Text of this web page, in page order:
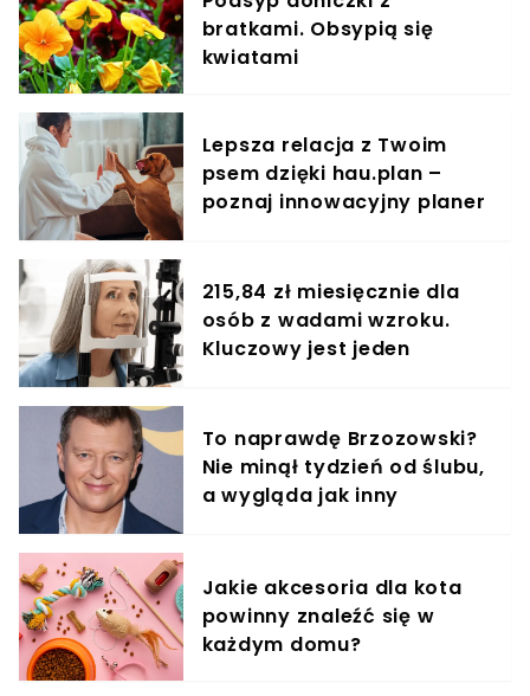
bratkami. Obsypią się
kwiatami
Lepsza relacja z Twoim
psem dzięki hau.plan –
poznaj innowacyjny planer
215,84 zł miesięcznie dla
osób z wadami wzroku.
Kluczowy jest jeden
To naprawdę Brzozowski?
Nie minął tydzień od ślubu,
a wygląda jak inny
Jakie akcesoria dla kota
powinny znaleźć się w
każdym domu?